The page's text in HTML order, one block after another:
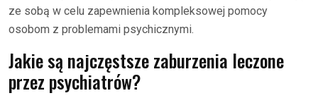
ze sobą w celu zapewnienia kompleksowej pomocy
osobom z problemami psychicznymi.
Jakie są najczęstsze zaburzenia leczone
przez psychiatrów?